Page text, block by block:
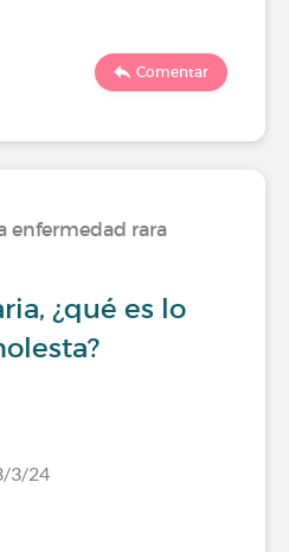
Comentar
enfermedad rara
¿qué es lo
3/24